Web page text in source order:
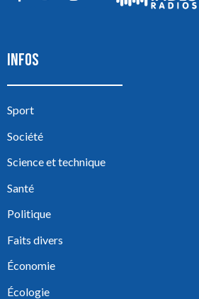
INFOS
Sport
Société
Science et technique
Santé
Politique
Faits divers
Économie
Écologie